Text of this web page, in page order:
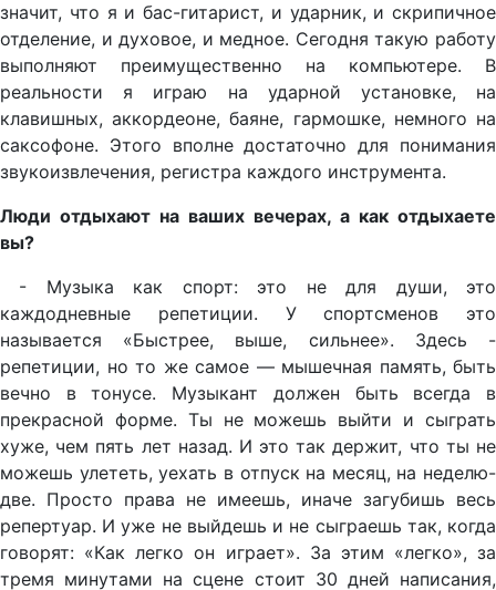
значит, что я и бас-гитарист, и ударник, и скрипичное
отделение, и духовое, и медное. Сегодня такую работу
выполняют преимущественно на компьютере. В
реальности я играю на ударной установке, на
клавишных, аккордеоне, баяне, гармошке, немного на
саксофоне. Этого вполне достаточно для понимания
звукоизвлечения, регистра каждого инструмента.
Люди отдыхают на ваших вечерах, а как отдыхаете
вы?
- Музыка как спорт: это не для души, это
каждодневные репетиции. У спортсменов это
называется «Быстрее, выше, сильнее». Здесь -
репетиции, но то же самое — мышечная память, быть
вечно в тонусе. Музыкант должен быть всегда в
прекрасной форме. Ты не можешь выйти и сыграть
хуже, чем пять лет назад. И это так держит, что ты не
можешь улететь, уехать в отпуск на месяц, на неделю-
две. Просто права не имеешь, иначе загубишь весь
репертуар. И уже не выйдешь и не сыграешь так, когда
говорят: «Как легко он играет». За этим «легко», за
тремя минутами на сцене стоит 30 дней написания,